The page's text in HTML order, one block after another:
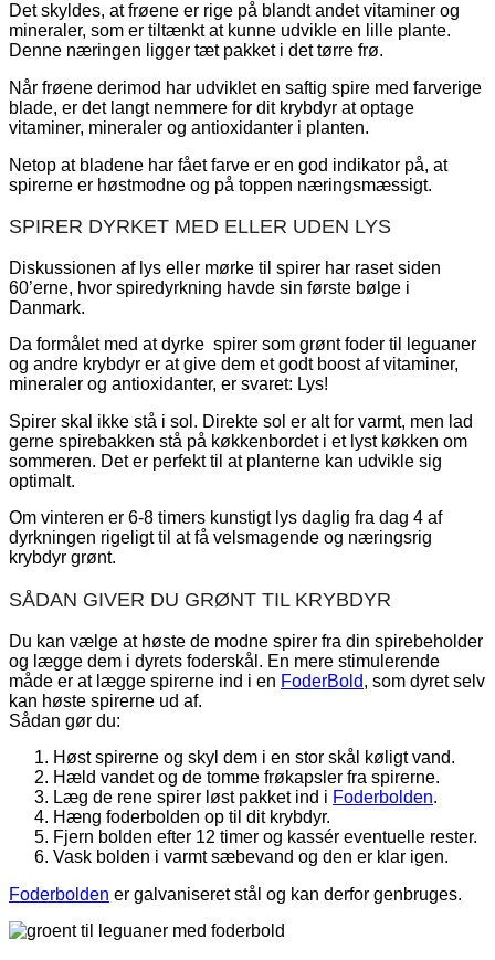
Det skyldes, at frøene er rige på blandt andet vitaminer og
mineraler, som er tiltænkt at kunne udvikle en lille plante.
Denne næringen ligger tæt pakket i det tørre frø.
Når frøene derimod har udviklet en saftig spire med farverige
blade, er det langt nemmere for dit krybdyr at optage
vitaminer, mineraler og antioxidanter i planten.
Netop at bladene har fået farve er en god indikator på, at
spirerne er høstmodne og på toppen næringsmæssigt.
SPIRER DYRKET MED ELLER UDEN LYS
Diskussionen af lys eller mørke til spirer har raset siden
60’erne, hvor spiredyrkning havde sin første bølge i
Danmark.
Da formålet med at dyrke spirer som grønt foder til leguaner
og andre krybdyr er at give dem et godt boost af vitaminer,
mineraler og antioxidanter, er svaret: Lys!
Spirer skal ikke stå i sol. Direkte sol er alt for varmt, men lad
gerne spirebakken stå på køkkenbordet i et lyst køkken om
sommeren. Det er perfekt til at planterne kan udvikle sig
optimalt.
Om vinteren er 6-8 timers kunstigt lys daglig fra dag 4 af
dyrkningen rigeligt til at få velsmagende og næringsrig
krybdyr grønt.
SÅDAN GIVER DU GRØNT TIL KRYBDYR
Du kan vælge at høste de modne spirer fra din spirebeholder
og lægge dem i dyrets foderskål. En mere stimulerende
måde er at lægge spirerne ind i en FoderBold, som dyret selv
kan høste spirerne ud af.
Sådan gør du:
Høst spirerne og skyl dem i en stor skål køligt vand.
Hæld vandet og de tomme frøkapsler fra spirerne.
Læg de rene spirer løst pakket ind i Foderbolden.
Hæng foderbolden op til dit krybdyr.
Fjern bolden efter 12 timer og kassér eventuelle rester.
Vask bolden i varmt sæbevand og den er klar igen.
Foderbolden er galvaniseret stål og kan derfor genbruges.